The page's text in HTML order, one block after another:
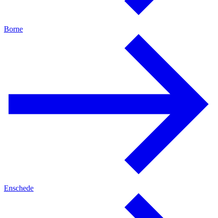
Borne
Enschede